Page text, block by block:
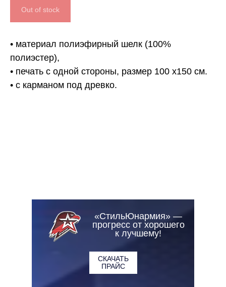
Out of stock
• материал полиэфирный шелк (100%
полиэстер),
• печать с одной стороны, размер 100 х150 см.
• с карманом под древко.
«СтильЮнармия» —
прогресс от хорошего
к лучшему!
СКАЧАТЬ
ПРАЙС